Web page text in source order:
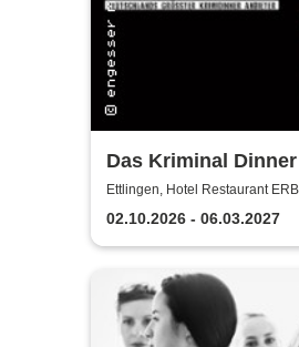
Das Kriminal
Sherlock Holmes
Ettlingen, Hotel Restaurant
02.10.2026 - 06.03.2027